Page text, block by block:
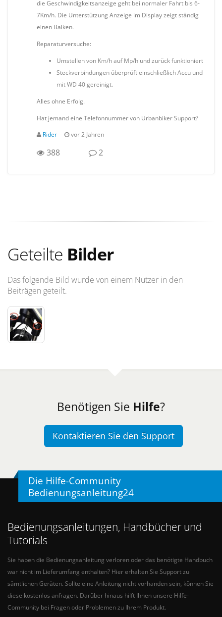
die Geschwindigkeitsanzeige geht bei normaler Fahrt bis 6-
7Km/h. Die Unterstützung Anzeige im Display zeigt ständig
einen Balken.
Reparaturversuche:
Umstellen von Km/h auf Mp/h und zurück funktioniert
Steckverbindungen überprüft einschließlich Accu und
mit WD 40 gereinigt.
Alles ohne Erfolg.
Hat jemand eine Telefonnummer von Urbanbiker Support?
Rider vor 2 Jahren
388 2
Geteilte Bilder
Das folgende Bild wurde von einem Nutzer in den
Beiträgen geteilt.
Benötigen Sie Hilfe?
Kontaktieren Sie den Support
Die Hilfe-Community
Bedienungsanleitung24
Bedienungsanleitungen, Handbücher und
Tutorials
Sie haben die Bedienungsanleitung verloren oder das benötigte Handbuch
war nicht im Lieferumfang enthalten? Hier erhalten Sie Support zu
sämtlichen Geräten. Sollte eine Anleitung nicht vorhanden sein, können Sie
diese kostenlos anfragen. Darüber hinaus hilft Ihnen unsere Hilfe-
Community bei Fragen oder Problemen zu Ihrem Produkt.